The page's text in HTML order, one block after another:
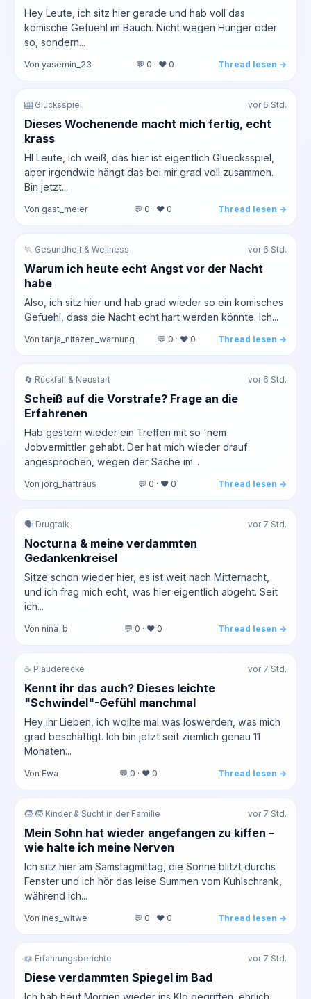
Hey Leute, ich sitz hier gerade und hab voll das
komische Gefuehl im Bauch. Nicht wegen Hunger oder
so, sondern...
Von yasemin_23 💬 0 · ❤️ 0 Thread lesen →
🎰 Glücksspiel vor 6 Std.
Dieses Wochenende macht mich fertig, echt
krass
HI Leute, ich weiß, das hier ist eigentlich Gluecksspiel,
aber irgendwie hängt das bei mir grad voll zusammen.
Bin jetzt...
Von gast_meier 💬 0 · ❤️ 0 Thread lesen →
🏃 Gesundheit & Wellness vor 6 Std.
Warum ich heute echt Angst vor der Nacht
habe
Also, ich sitz hier und hab grad wieder so ein komisches
Gefuehl, dass die Nacht echt hart werden könnte. Ich...
Von tanja_nitazen_warnung 💬 0 · ❤️ 0 Thread lesen →
🔄 Rückfall & Neustart vor 6 Std.
Scheiß auf die Vorstrafe? Frage an die
Erfahrenen
Hab gestern wieder ein Treffen mit so 'nem
Jobvermittler gehabt. Der hat mich wieder drauf
angesprochen, wegen der Sache im...
Von jörg_haftraus 💬 0 · ❤️ 0 Thread lesen →
🗣️ Drugtalk vor 7 Std.
Nocturna & meine verdammten
Gedankenkreisel
Sitze schon wieder hier, es ist weit nach Mitternacht,
und ich frag mich echt, was hier eigentlich abgeht. Seit
ich...
Von nina_b 💬 0 · ❤️ 0 Thread lesen →
☕ Plauderecke vor 7 Std.
Kennt ihr das auch? Dieses leichte
"Schwindel"-Gefühl manchmal
Hey ihr Lieben, ich wollte mal was loswerden, was mich
grad beschäftigt. Ich bin jetzt seit ziemlich genau 11
Monaten...
Von Ewa 💬 0 · ❤️ 0 Thread lesen →
🧒 🧒 Kinder & Sucht in der Familie vor 7 Std.
Mein Sohn hat wieder angefangen zu kiffen –
wie halte ich meine Nerven
Ich sitz hier am Samstagmittag, die Sonne blitzt durchs
Fenster und ich hör das leise Summen vom Kuhlschrank,
während ich...
Von ines_witwe 💬 0 · ❤️ 0 Thread lesen →
📖 Erfahrungsberichte vor 7 Std.
Diese verdammten Spiegel im Bad
Ich hab heut Morgen wieder ins Klo gegriffen, ehrlich.